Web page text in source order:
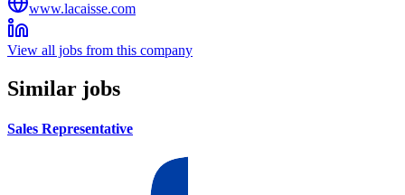
www.lacaisse.com
View all jobs from this company
Similar jobs
Sales Representative